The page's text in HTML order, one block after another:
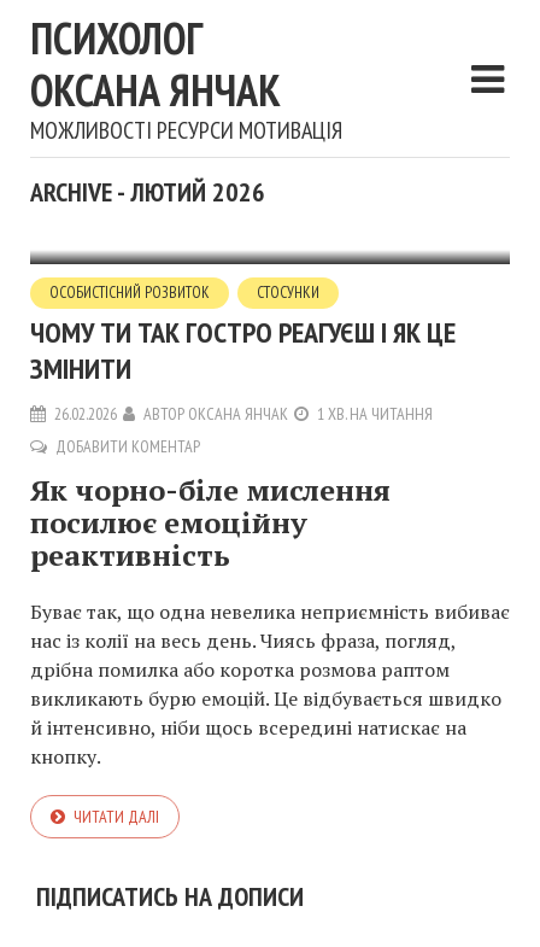
ПСИХОЛОГ
ОКСАНА ЯНЧАК
МОЖЛИВОСТІ РЕСУРСИ МОТИВАЦІЯ
ARCHIVE - ЛЮТИЙ 2026
ОСОБИСТІСНИЙ РОЗВИТОК СТОСУНКИ
ЧОМУ ТИ ТАК ГОСТРО РЕАГУЄШ І ЯК ЦЕ
ЗМІНИТИ
26.02.2026 АВТОР ОКСАНА ЯНЧАК
1 ХВ. НА ЧИТАННЯ
ДОБАВИТИ КОМЕНТАР
Як чорно-біле мислення
посилює емоційну
реактивність
Буває так, що одна невелика неприємність вибиває
нас із колії на весь день. Чиясь фраза, погляд,
дрібна помилка або коротка розмова раптом
викликають бурю емоцій. Це відбувається швидко
й інтенсивно, ніби щось всередині натискає на
кнопку.
ЧИТАТИ ДАЛІ
ПІДПИСАТИСЬ НА ДОПИСИ